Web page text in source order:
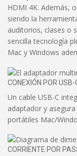
HDMI 4K. Además,
siendo la
auditorios, clases o
sencilla tecnología
Mac y Windows
CONEXIÓN POR USB-
Un cable USB-C
adaptador y
portátiles Mac/
CORRIENTE POR